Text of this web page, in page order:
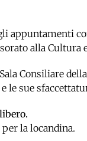
appuntamenti
alla
Consiliare
le sue
per la locandina.